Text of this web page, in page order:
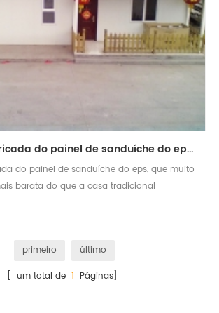
casa pré-fabricada do painel de sanduíche do eps do baixo custo
do painel de sanduíche do eps, que muito
barata do que a casa tradicional
primeiro
último
[ um total de 1 Páginas]